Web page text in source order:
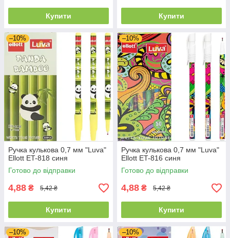
Купити Купити
–10%
Ручка кулькова 0,7 мм "Luva"
Ellott ET-818 синя
Готово до відправки
4,88 ₴ 5,42 ₴
Купити
–10%
Ручка кулькова 0,7 мм "Luva"
Ellott ET-816 синя
Готово до відправки
4,88 ₴ 5,42 ₴
Купити
–10% –10%